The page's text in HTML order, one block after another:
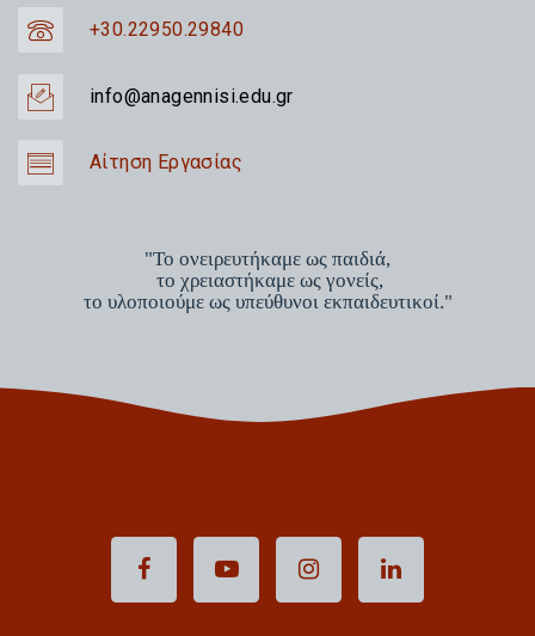
+30.22950.29840
info@anagennisi.edu.gr
Αίτηση Εργασίας
"Το ονειρευτήκαμε ως παιδιά,
το χρειαστήκαμε ως γονείς,
το υλοποιούμε ως υπεύθυνοι εκπαιδευτικοί."